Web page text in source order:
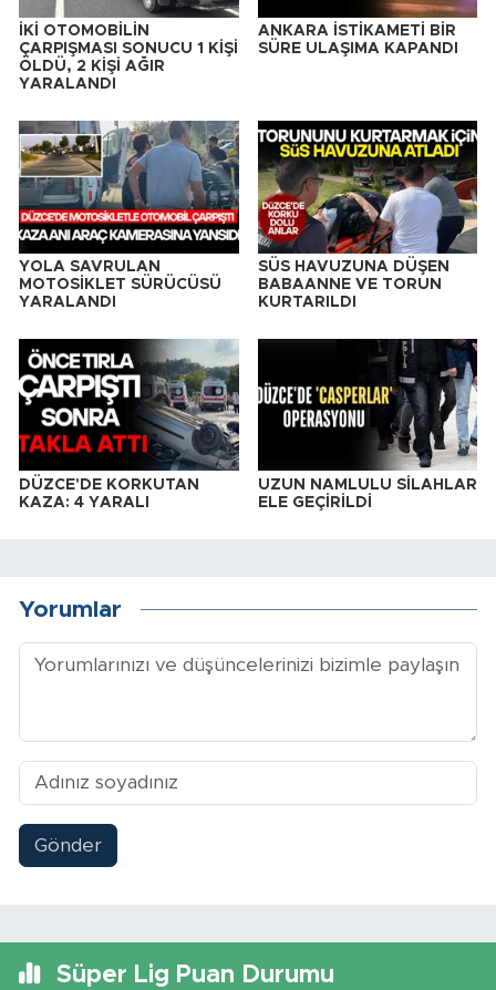
İKİ OTOMOBİLİN
ÇARPIŞMASI SONUCU 1 KİŞİ
ÖLDÜ, 2 KİŞİ AĞIR
YARALANDI
ANKARA İSTİKAMETİ BİR
SÜRE ULAŞIMA KAPANDI
YOLA SAVRULAN
MOTOSİKLET SÜRÜCÜSÜ
YARALANDI
SÜS HAVUZUNA DÜŞEN
BABAANNE VE TORUN
KURTARILDI
DÜZCE'DE KORKUTAN
KAZA: 4 YARALI
UZUN NAMLULU SİLAHLAR
ELE GEÇİRİLDİ
Yorumlar
Gönder
Süper Lig Puan Durumu